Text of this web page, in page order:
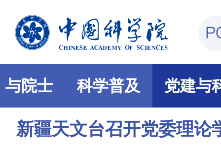
与院士 科学普及 党建与
新疆天文台召开党委理论